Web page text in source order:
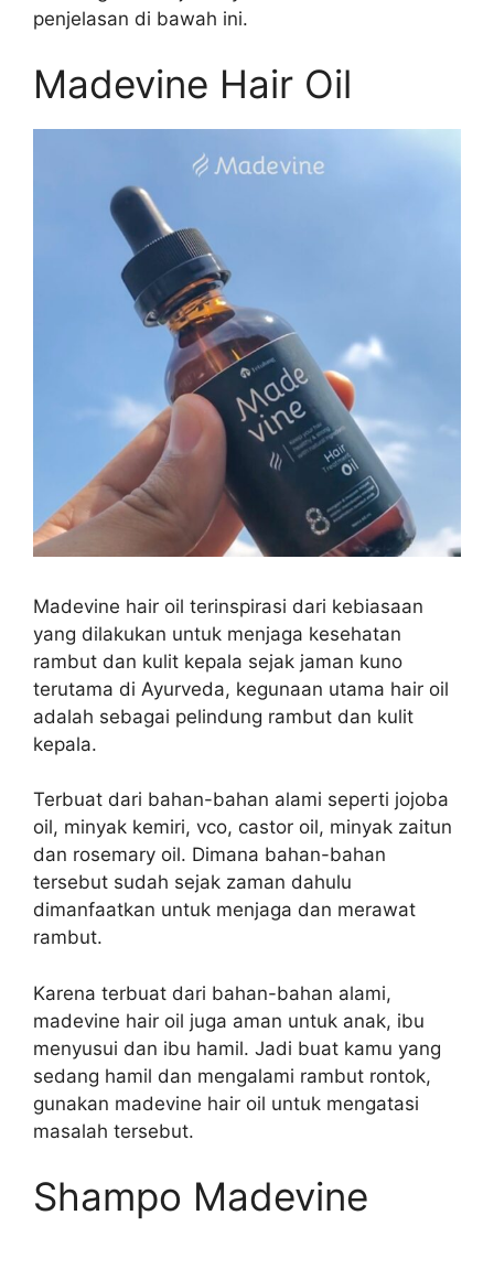
penjelasan di bawah ini.
Madevine Hair Oil
Madevine hair oil terinspirasi dari kebiasaan
yang dilakukan untuk menjaga kesehatan
rambut dan kulit kepala sejak jaman kuno
terutama di Ayurveda, kegunaan utama hair oil
adalah sebagai pelindung rambut dan kulit
kepala.
Terbuat dari bahan-bahan alami seperti jojoba
oil, minyak kemiri, vco, castor oil, minyak zaitun
dan rosemary oil. Dimana bahan-bahan
tersebut sudah sejak zaman dahulu
dimanfaatkan untuk menjaga dan merawat
rambut.
Karena terbuat dari bahan-bahan alami,
madevine hair oil juga aman untuk anak, ibu
menyusui dan ibu hamil. Jadi buat kamu yang
sedang hamil dan mengalami rambut rontok,
gunakan madevine hair oil untuk mengatasi
masalah tersebut.
Shampo Madevine